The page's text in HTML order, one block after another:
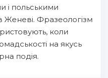
і польськими
Женеві. Фразеологізм
коли
на якусь
подія.